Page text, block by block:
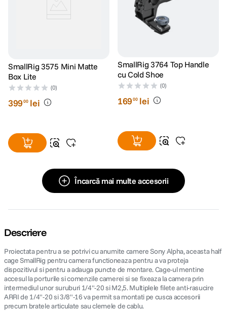
SmallRig 3575 Mini Matte
Box Lite
(0)
39900 lei
SmallRig 3764 Top Handle
cu Cold Shoe
(0)
16900 lei
Încarcă mai multe accesorii
Descriere
Proiectata pentru a se potrivi cu anumite camere Sony Alpha, aceasta half
cage SmallRig pentru camera functioneaza pentru a va proteja
dispozitivul si pentru a adauga puncte de montare. Cage-ul mentine
accesul la porturile si comenzile camerei si se fixeaza la camera prin
intermediul unor suruburi 1/4"-20 si M2,5. Multiplele filete anti-rasucire
ARRI de 1/4"-20 si 3/8"-16 va permit sa montati pe cusca accesorii
precum bratele articulate sau clemele de cablu.